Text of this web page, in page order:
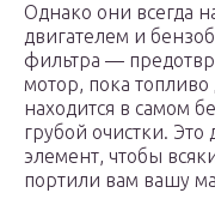
Однако они всегда
двигателем и
фильтра —
мотор, пока топливо
находится в самом
грубой очистки.
элемент, чтобы
портили вам вашу